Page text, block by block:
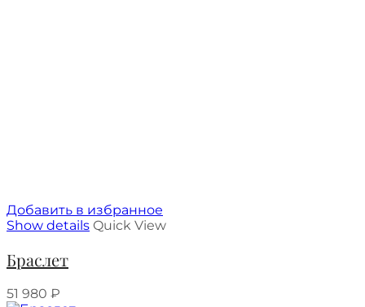
Добавить в избранное
Show details Quick View
Браслет
51 980 ₽